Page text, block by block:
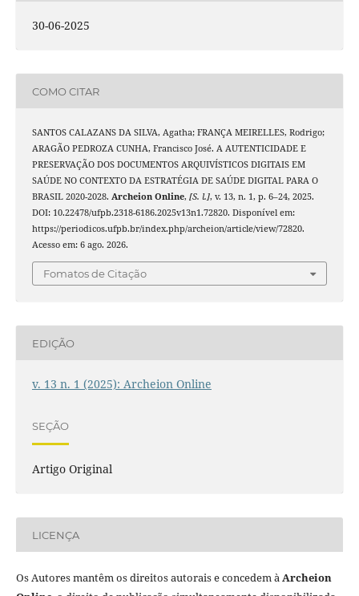
30-06-2025
COMO CITAR
SANTOS CALAZANS DA SILVA, Agatha; FRANÇA MEIRELLES, Rodrigo;
ARAGÃO PEDROZA CUNHA, Francisco José. A AUTENTICIDADE E
PRESERVAÇÃO DOS DOCUMENTOS ARQUIVÍSTICOS DIGITAIS EM
SAÚDE NO CONTEXTO DA ESTRATÉGIA DE SAÚDE DIGITAL PARA O
BRASIL 2020-2028. Archeion Online, [S. l.], v. 13, n. 1, p. 6–24, 2025.
DOI: 10.22478/ufpb.2318-6186.2025v13n1.72820. Disponível em:
https://periodicos.ufpb.br/index.php/archeion/article/view/72820.
Acesso em: 6 ago. 2026.
Fomatos de Citação
EDIÇÃO
v. 13 n. 1 (2025): Archeion Online
SEÇÃO
Artigo Original
LICENÇA
Os Autores mantêm os direitos autorais e concedem àArcheion